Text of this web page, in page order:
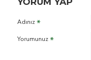
Adınız
Yorumunuz